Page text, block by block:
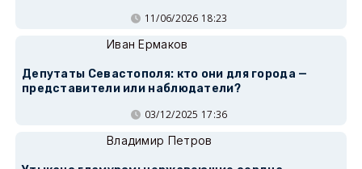
11/06/2026 18:23
Иван Ермаков
Депутаты Севастополя: кто они для города —
представители или наблюдатели?
03/12/2025 17:36
Владимир Петров